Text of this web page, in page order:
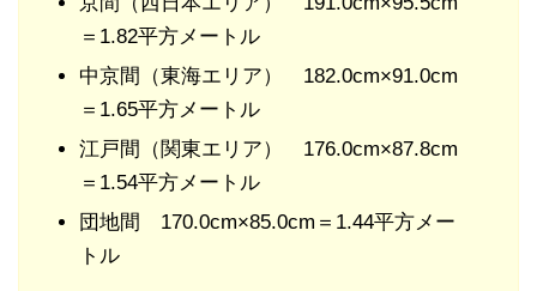
＝1.82平方メートル
中京間（東海エリア） 182.0cm×91.0cm
＝1.65平方メートル
江戸間（関東エリア） 176.0cm×87.8cm
＝1.54平方メートル
団地間 170.0cm×85.0cm＝1.44平方メー
トル